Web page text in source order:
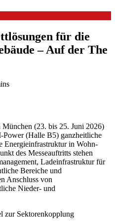
für die
– Auf der The
(23. bis 25. Juni 2026)
Power (Halle B5) ganzheitliche
Energieinfrastruktur in Wohn-
des Messeauftritts stehen
Ladeinfrastruktur für
Bereiche und
Anschluss von
Nieder- und
zur Sektorenkopplung